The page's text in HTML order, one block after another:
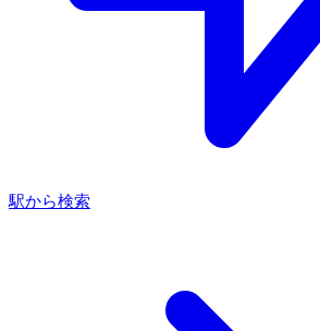
駅から検索